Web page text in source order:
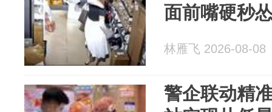
面前嘴硬秒
林雁飞 2026-08-08
警企联动精